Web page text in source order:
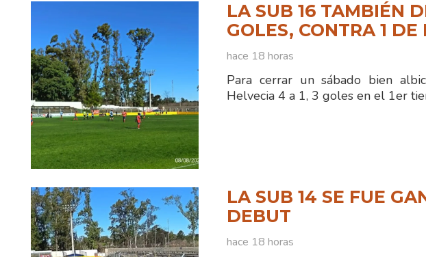
LA SUB 16 TAMBIÉN
GOLES, CONTRA 1
hace 18 horas
Para cerrar un sábado bien
Helvecia 4 a 1, 3 goles en el 1er
LA SUB 14 SE FUE
DEBUT
hace 18 horas